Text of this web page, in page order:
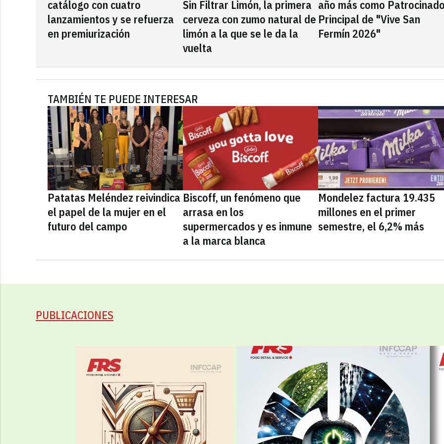
catálogo con cuatro
lanzamientos y se refuerza
en premiurización
Sin Filtrar Limón, la primera
cerveza con zumo natural de
limón a la que se le da la
vuelta
año más como
Principal de "Vive San
Fermín 2026"
TAMBIÉN TE PUEDE INTERESAR
Patatas Meléndez reivindica
el papel de la mujer en el
futuro del campo
Biscoff, un fenómeno que
arrasa en los
supermercados y es inmune
a la marca blanca
Mondelez factura 19.435
millones en el primer
semestre, el 6,2% más
PUBLICACIONES